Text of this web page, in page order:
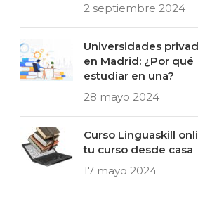
2 septiembre 2024
Universidades
en Madrid: ¿Por qué
estudiar en una?
28 mayo 2024
Curso Linguaskill
tu curso desde casa
17 mayo 2024